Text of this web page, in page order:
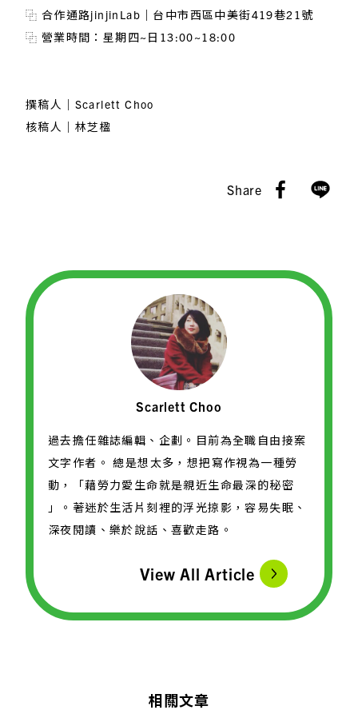
⿻ 合作通路jinjinLab ｜ 台中市西區中美街419巷21號
⿻ 營業時間：星期四~日13:00~18:00
撰稿人｜Scarlett Choo
核稿人｜林芝楹
Share
Scarlett Choo
過去擔任雜誌編輯、企劃。目前為全職自由接案
文字作者。 總是想太多，想把寫作視為一種勞
動，「藉勞力愛生命就是親近生命最深的秘密
」。著迷於生活片刻裡的浮光掠影，容易失眠、
深夜閱讀、樂於說話、喜歡走路。
View All Article
相關文章